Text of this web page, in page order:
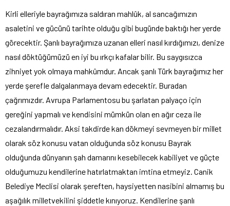
Kirli elleriyle bayrağımıza saldıran mahlûk, al sancağımızın
asaletini ve gücünü tarihte olduğu gibi bugünde baktığı her yerde
görecektir. Şanlı bayrağımıza uzanan elleri nasıl kırdığımızı, denize
nasıl döktüğümüzü en iyi bu ırkçı kafalar bilir. Bu saygısızca
zihniyet yok olmaya mahkûmdur. Ancak şanlı Türk bayrağımız her
yerde şerefle dalgalanmaya devam edecektir. Buradan
çağrımızdır. Avrupa Parlamentosu bu şarlatan palyaço için
gereğini yapmalı ve kendisini mümkün olan en ağır ceza ile
cezalandırmalıdır. Aksi takdirde kan dökmeyi sevmeyen bir millet
olarak söz konusu vatan olduğunda söz konusu Bayrak
olduğunda dünyanın şah damarını kesebilecek kabiliyet ve güçte
olduğumuzu kendilerine hatırlatmaktan imtina etmeyiz. Canik
Belediye Meclisi olarak şereften, haysiyetten nasibini almamış bu
aşağılık milletvekilini şiddetle kınıyoruz. Kendilerine şanlı